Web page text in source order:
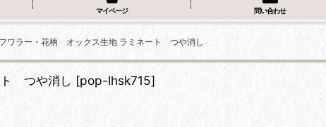
マイページ 問い合わせ
ラー・花柄 オックス生地 ラミネート つや消し
つや消し [pop-lhsk715]